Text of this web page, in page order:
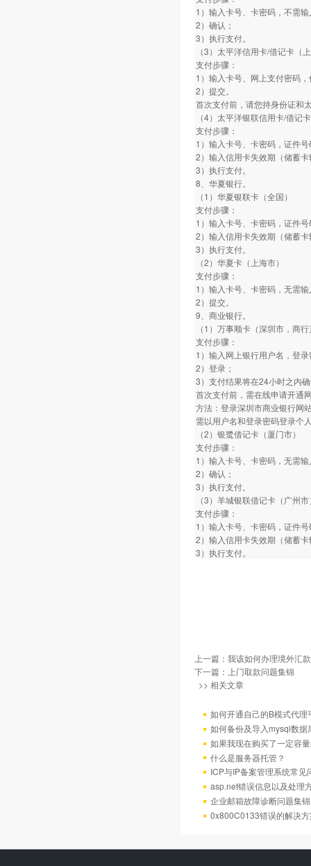
1）输入卡号、卡密码，不需
2）确认；
3）执行支付。
（3）太平洋信用卡/借记卡（
支付步骤：
1）输入卡号、网上支付密码
2）提交。
首次支付前，请您持身份证和
（4）太平洋银联信用卡/借记
支付步骤：
1）输入卡号、卡密码，证件
2）输入信用卡失效期（储蓄
3）执行支付。
8、华夏银行。
（1）华夏银联卡（全国）
支付步骤：
1）输入卡号、卡密码，证件
2）输入信用卡失效期（储蓄
3）执行支付。
（2）华夏卡（上海市）
支付步骤：
1）输入卡号、卡密码，无需
2）提交。
9、商业银行。
（1）万事顺卡（深圳市，商
支付步骤：
1）输入网上银行用户名，登
2）登录；
3）支付结果将在24小时之内
首次支付前，需在线申请开通
方法：登录深圳市商业银行网
需以用户名和登录密码登录个
（2）银鹭借记卡（厦门市）
支付步骤：
1）输入卡号、卡密码，无需
2）确认；
3）执行支付。
（3）羊城银联借记卡（广州
支付步骤：
1）输入卡号、卡密码，证件
2）输入信用卡失效期（储蓄
3）执行支付。
上一篇： 我该如何办理境外汇
下一篇： 上门取款问题集锦
>> 相关文章
如何开通自己的B模式代理
如何备份及导入mysql数据
如果我现在购买了一定容
什么是服务器托管？
ICP与IP备案管理系统常见
asp.net错误信息以及处理
企业邮箱故障诊断问题集锦
0x800C0133错误的解决